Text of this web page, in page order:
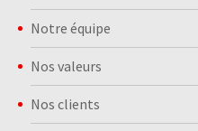
Notre équipe
Nos valeurs
Nos clients